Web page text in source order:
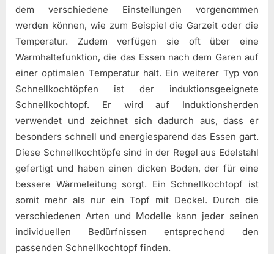
dem verschiedene Einstellungen vorgenommen
werden können, wie zum Beispiel die Garzeit oder die
Temperatur. Zudem verfügen sie oft über eine
Warmhaltefunktion, die das Essen nach dem Garen auf
einer optimalen Temperatur hält. Ein weiterer Typ von
Schnellkochtöpfen ist der induktionsgeeignete
Schnellkochtopf. Er wird auf Induktionsherden
verwendet und zeichnet sich dadurch aus, dass er
besonders schnell und energiesparend das Essen gart.
Diese Schnellkochtöpfe sind in der Regel aus Edelstahl
gefertigt und haben einen dicken Boden, der für eine
bessere Wärmeleitung sorgt. Ein Schnellkochtopf ist
somit mehr als nur ein Topf mit Deckel. Durch die
verschiedenen Arten und Modelle kann jeder seinen
individuellen Bedürfnissen entsprechend den
passenden Schnellkochtopf finden.